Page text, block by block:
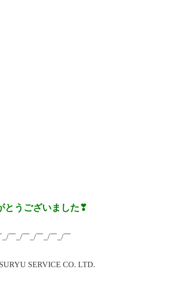
とうございました❣
￣_/￣_/￣_/￣_/￣
SERVICE CO. LTD.